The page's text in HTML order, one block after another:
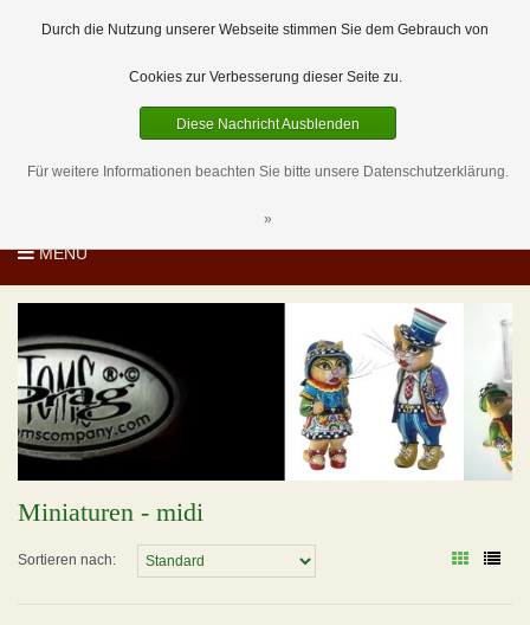
0 Artikel
DE
EUR
MENU
Miniaturen - midi
Sortieren nach:
Durch die Nutzung unserer Webseite stimmen Sie dem Gebrauch von
Cookies zur Verbesserung dieser Seite zu.
Diese Nachricht Ausblenden
Für weitere Informationen beachten Sie bitte unsere Datenschutzerklärung.
»